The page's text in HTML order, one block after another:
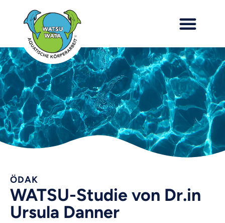
ÖDAK
WATSU-Studie von Dr.in
Ursula Danner